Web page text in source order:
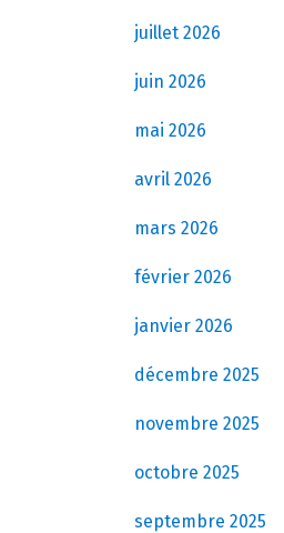
juillet 2026
juin 2026
mai 2026
avril 2026
mars 2026
février 2026
janvier 2026
décembre 2025
novembre 2025
octobre 2025
septembre 2025